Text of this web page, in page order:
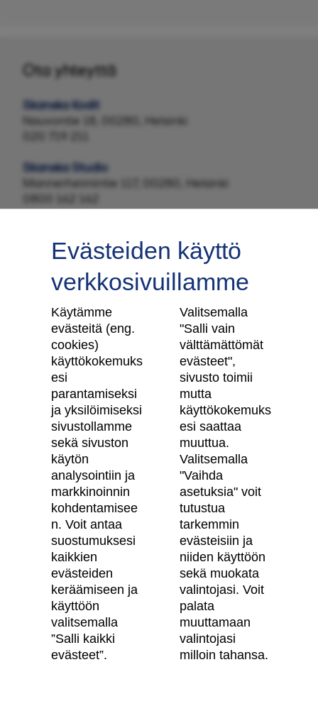
Ota yhteyttä
Skanska Kodit
Nauvontie 18, 00280, Helsinki
Skanska Studio
Mannerheimintie 117, 00280, Helsinki
0800 162 162
Tilaa uutiskirje
Skanska Kodit
Artikkelit
Digitaalinen asuntokauppa
Asiakkaiden kokemuksia meistä
Vastuullisuus
Tietosuojaseloste
Käyttöehdot
Evästeasetukset
Saavutettavuusseloste
Oma Skanska
Evästeiden käyttö
verkkosivuillamme
Käytämme
evästeitä (eng.
cookies)
käyttökokemuks
esi
parantamiseksi
ja yksilöimiseksi
sivustollamme
sekä sivuston
käytön
analysointiin ja
markkinoinnin
kohdentamisee
n. Voit antaa
suostumuksesi
kaikkien
evästeiden
keräämiseen ja
käyttöön
valitsemalla
”Salli kaikki
evästeet”.
Valitsemalla
"Salli vain
välttämättömät
evästeet",
sivusto toimii
mutta
käyttökokemuks
esi saattaa
muuttua.
Valitsemalla
"Vaihda
asetuksia" voit
tutustua
tarkemmin
evästeisiin ja
niiden käyttöön
sekä muokata
valintojasi. Voit
palata
muuttamaan
valintojasi
milloin tahansa.